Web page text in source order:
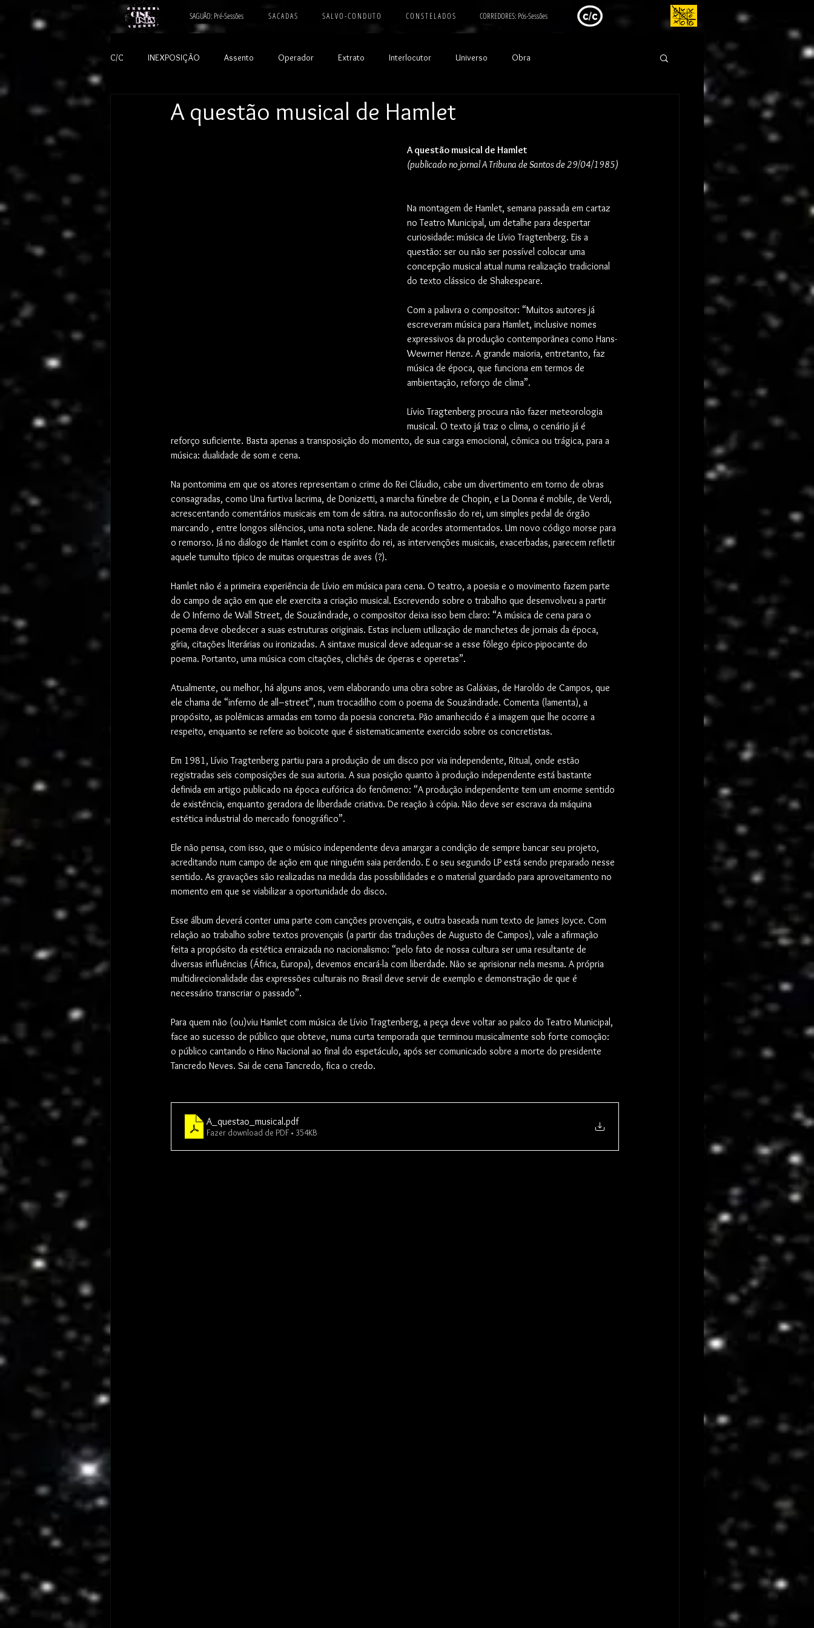
SAGUÃO: Pré-Sessões S A C A D A S S A L V O - C O N D U T O C O N S T E L A D O S CORREDORES: Pós-Sessões
C/C INEXPOSIÇÃO Assento Operador Extrato Interlocutor Universo Obra
A questão musical de Hamlet
A questão musical de Hamlet
(publicado no jornal A Tribuna de Santos de 29/04/1985)
Na montagem de Hamlet, semana passada em cartaz
no Teatro Municipal, um detalhe para despertar
curiosidade: música de Lívio Tragtenberg. Eis a
questão: ser ou não ser possível colocar uma
concepção musical atual numa realização tradicional
do texto clássico de Shakespeare.
Com a palavra o compositor: “Muitos autores já
escreveram música para Hamlet, inclusive nomes
expressivos da produção contemporãnea como Hans-
Wewrner Henze. A grande maioria, entretanto, faz
música de época, que funciona em termos de
ambientação, reforço de clima”.
Lívio Tragtenberg procura não fazer meteorologia
musical. O texto já traz o clima, o cenário já é
reforço suficiente. Basta apenas a transposição do momento, de sua carga emocional, cômica ou trágica, para a
música: dualidade de som e cena.
Na pontomima em que os atores representam o crime do Rei Cláudio, cabe um divertimento em torno de obras
consagradas, como Una furtiva lacrima, de Donizetti, a marcha fúnebre de Chopin, e La Donna é mobile, de Verdi,
acrescentando comentários musicais em tom de sátira. na autoconfissão do rei, um simples pedal de órgão
marcando , entre longos silêncios, uma nota solene. Nada de acordes atormentados. Um novo código morse para
o remorso. Já no diálogo de Hamlet com o espírito do rei, as intervenções musicais, exacerbadas, parecem refletir
aquele tumulto típico de muitas orquestras de aves (?).
Hamlet não é a primeira experiência de Lívio em música para cena. O teatro, a poesia e o movimento fazem parte
do campo de ação em que ele exercita a criação musical. Escrevendo sobre o trabalho que desenvolveu a partir
de O Inferno de Wall Street, de Souzândrade, o compositor deixa isso bem claro: “A música de cena para o
poema deve obedecer a suas estruturas originais. Estas incluem utilização de manchetes de jornais da época,
gíria, citações literárias ou ironizadas. A sintaxe musical deve adequar-se a esse fôlego épico-pipocante do
poema. Portanto, uma música com citações, clichês de óperas e operetas”.
Atualmente, ou melhor, há alguns anos, vem elaborando uma obra sobre as Galáxias, de Haroldo de Campos, que
ele chama de “inferno de all–street”, num trocadilho com o poema de Souzândrade. Comenta (lamenta), a
propósito, as polêmicas armadas em torno da poesia concreta. Pão amanhecido é a imagem que lhe ocorre a
respeito, enquanto se refere ao boicote que é sistematicamente exercido sobre os concretistas.
Em 1981, Lívio Tragtenberg partiu para a produção de um disco por via independente, Ritual, onde estão
registradas seis composições de sua autoria. A sua posição quanto à produção independente está bastante
definida em artigo publicado na época eufórica do fenômeno: “A produção independente tem um enorme sentido
de existência, enquanto geradora de liberdade criativa. De reação à cópia. Não deve ser escrava da máquina
estética industrial do mercado fonográfico”.
Ele não pensa, com isso, que o músico independente deva amargar a condição de sempre bancar seu projeto,
acreditando num campo de ação em que ninguém saia perdendo. E o seu segundo LP está sendo preparado nesse
sentido. As gravações são realizadas na medida das possibilidades e o material guardado para aproveitamento no
momento em que se viabilizar a oportunidade do disco.
Esse álbum deverá conter uma parte com canções provençais, e outra baseada num texto de James Joyce. Com
relação ao trabalho sobre textos provençais (a partir das traduções de Augusto de Campos), vale a afirmação
feita a propósito da estética enraizada no nacionalismo: “pelo fato de nossa cultura ser uma resultante de
diversas influências (África, Europa), devemos encará-la com liberdade. Não se aprisionar nela mesma. A própria
multidirecionalidade das expressões culturais no Brasil deve servir de exemplo e demonstração de que é
necessário transcriar o passado”.
Para quem não (ou)viu Hamlet com música de Lívio Tragtenberg, a peça deve voltar ao palco do Teatro Municipal,
face ao sucesso de público que obteve, numa curta temporada que terminou musicalmente sob forte comoção:
o público cantando o Hino Nacional ao final do espetáculo, após ser comunicado sobre a morte do presidente
Tancredo Neves. Sai de cena Tancredo, fica o credo.
A_questao_musical.pdf
Fazer download de PDF • 354KB